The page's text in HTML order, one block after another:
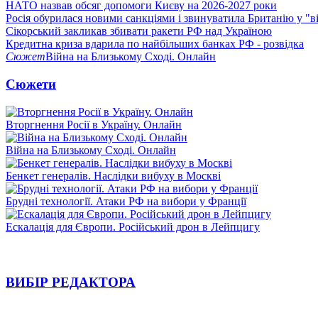
НАТО назвав обсяг допомоги Києву на 2026-2027 роки
Росія обурилася новими санкціями і звинуватила Британію у
Сікорський закликав збивати ракети РФ над Україною
Кредитна криза вдарила по найбільших банках РФ - розвідка
СюжетВійна на Близькому Сході. Онлайн
Сюжети
Вторгнення Росії в Україну. Онлайн
Війна на Близькому Сході. Онлайн
Бенкет генералів. Наслідки вибуху в Москві
Брудні технології. Атаки РФ на вибори у Франції
Ескалація для Європи. Російський дрон в Лейпцигу
ВИБІР РЕДАКТОРА